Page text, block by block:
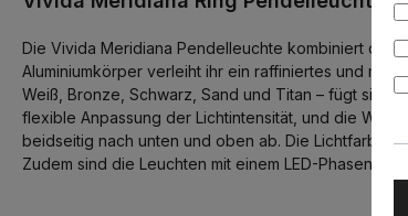
Die Vivida Meridiana Pendelleuchte kombiniert die
Aluminiumkörper verleiht ihr ein raffiniertes und
Weiß, Bronze, Schwarz, Sand und Titan – fügt sich
flexible Anpassung der Lichtintensität, und die
beidseitig nach unten und oben ab. Die Lichtfarbe
Zudem sind die Leuchten mit einem LED-